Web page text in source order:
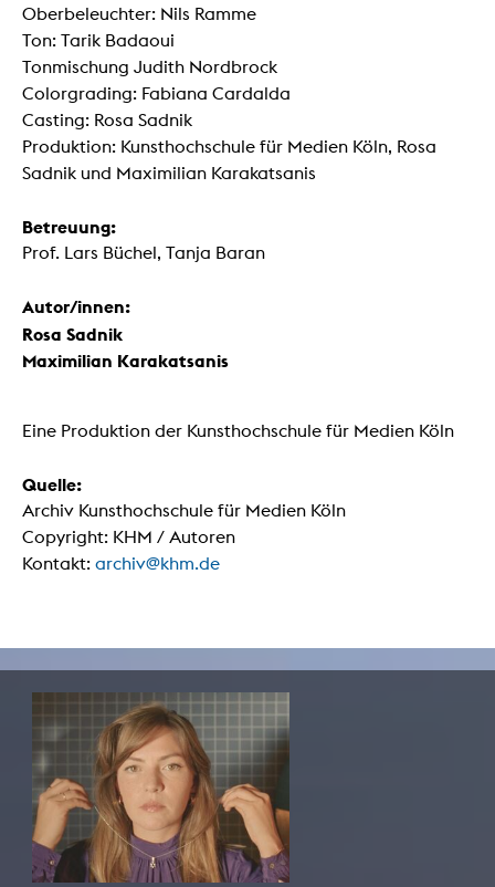
Oberbeleuchter: Nils Ramme
Ton: Tarik Badaoui
Tonmischung Judith Nordbrock
Colorgrading: Fabiana Cardalda
Casting: Rosa Sadnik
Produktion: Kunsthochschule für Medien Köln, Rosa
Sadnik und Maximilian Karakatsanis
Betreuung:
Prof. Lars Büchel, Tanja Baran
Autor/innen:
Rosa Sadnik
Maximilian Karakatsanis
Eine Produktion der Kunsthochschule für Medien Köln
Quelle:
Archiv Kunsthochschule für Medien Köln
Copyright: KHM / Autoren
Kontakt: archiv@khm.de